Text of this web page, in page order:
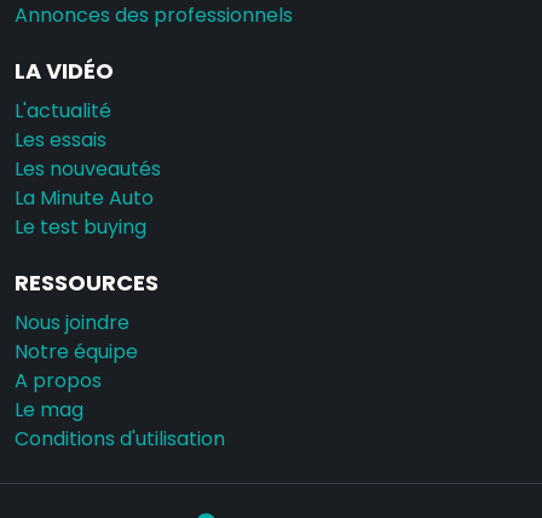
Annonces des professionnels
LA VIDÉO
L'actualité
Les essais
Les nouveautés
La Minute Auto
Le test buying
RESSOURCES
Nous joindre
Notre équipe
A propos
Le mag
Conditions d'utilisation